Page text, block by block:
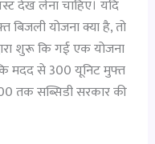
देख लेना चाहिए। यदि
योजना क्या है, तो
शुरू कि गई एक योजना
मदद से 300 यूनिट मुफ्त
तक सब्सिडी सरकार की